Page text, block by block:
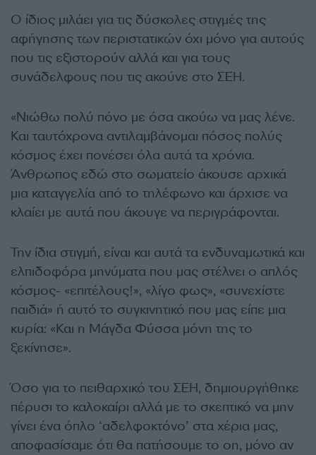
Ο ίδιος μιλάει για τις δύσκολες στιγμές της
αφήγησης των περιστατικών όχι μόνο για αυτούς
που τις εξιστορούν αλλά και για τους
συνάδελφους που τις ακούνε στο ΣΕΗ.
«Nιώθω πολύ πόνο με όσα ακούω να μας λένε.
Και ταυτόχρονα αντιλαμβάνομαι πόσος πολύς
κόσμος έχει πονέσει όλα αυτά τα χρόνια.
Άνθρωπος εδώ στο σωματείο άκουσε αρχικά
μια καταγγελία από το τηλέφωνο και άρχισε να
κλαίει με αυτά που άκουγε να περιγράφονται.
Την ίδια στιγμή, είναι και αυτά τα ενδυναμωτικά και
ελπιδοφόρα μηνύματα που μας στέλνει ο απλός
κόσμος- «επιτέλους!», «λίγο φως», «συνεχίστε
παιδιά» ή αυτό το συγκινητικό που μας είπε μια
κυρία: «Και η Μάγδα Φύσσα μόνη της το
ξεκίνησε».
Όσο για το πειθαρχικό του ΣΕΗ, δημιουργήθηκε
πέρυσι το καλοκαίρι αλλά με το σκεπτικό να μην
γίνει ένα όπλο ‘αδελφοκτόνο’ στα χέρια μας,
αποφασίσαμε ότι θα πατήσουμε το on, μόνο αν